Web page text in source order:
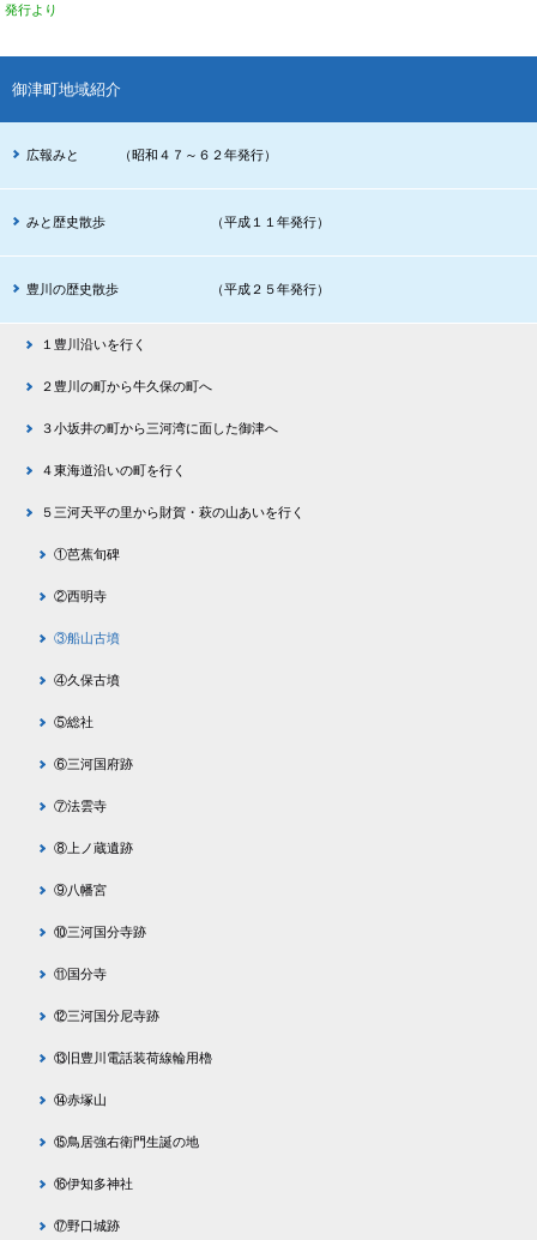
発行より
御津町地域紹介
広報みと （昭和４７～６２年発行）
みと歴史散歩 （平成１１年発行）
豊川の歴史散歩 （平成２５年発行）
１豊川沿いを行く
２豊川の町から牛久保の町へ
３小坂井の町から三河湾に面した御津へ
４東海道沿いの町を行く
５三河天平の里から財賀・萩の山あいを行く
①芭蕉旬碑
②西明寺
③船山古墳
④久保古墳
⑤総社
⑥三河国府跡
⑦法雲寺
⑧上ノ蔵遺跡
⑨八幡宮
⑩三河国分寺跡
⑪国分寺
⑫三河国分尼寺跡
⑬旧豊川電話装荷線輪用櫓
⑭赤塚山
⑮鳥居強右衛門生誕の地
⑯伊知多神社
⑰野口城跡